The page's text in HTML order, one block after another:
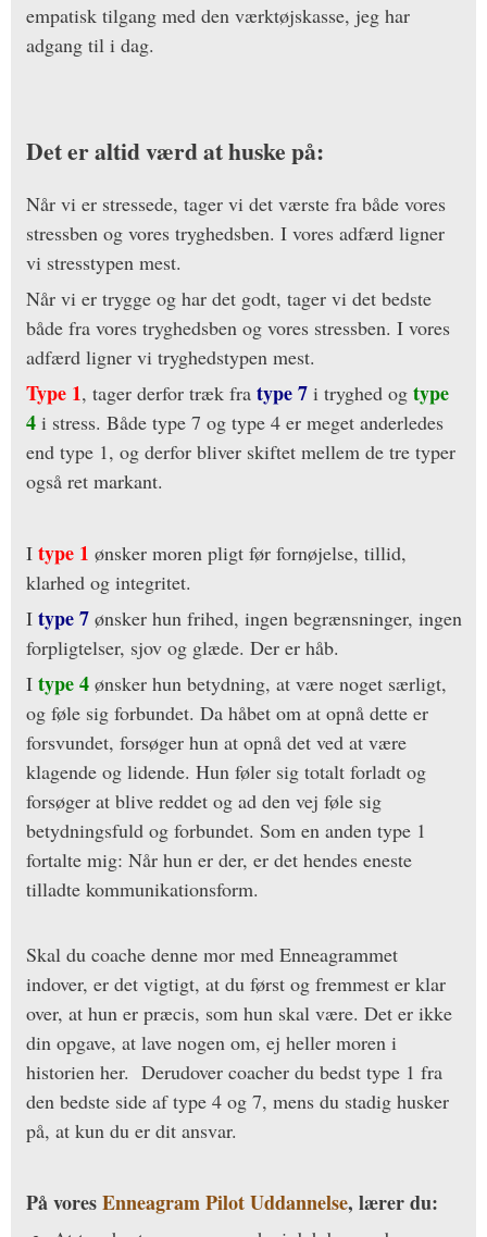
empatisk tilgang med den værktøjskasse, jeg har
adgang til i dag.
Det er altid værd at huske på:
Når vi er stressede, tager vi det værste fra både vores
stressben og vores tryghedsben. I vores adfærd ligner
vi stresstypen mest.
Når vi er trygge og har det godt, tager vi det bedste
både fra vores tryghedsben og vores stressben. I vores
adfærd ligner vi tryghedstypen mest.
Type 1, tager derfor træk fra type 7 i tryghed og type
4 i stress. Både type 7 og type 4 er meget anderledes
end type 1, og derfor bliver skiftet mellem de tre typer
også ret markant.
I type 1 ønsker moren pligt før fornøjelse, tillid,
klarhed og integritet.
I type 7 ønsker hun frihed, ingen begrænsninger, ingen
forpligtelser, sjov og glæde. Der er håb.
I type 4 ønsker hun betydning, at være noget særligt,
og føle sig forbundet. Da håbet om at opnå dette er
forsvundet, forsøger hun at opnå det ved at være
klagende og lidende. Hun føler sig totalt forladt og
forsøger at blive reddet og ad den vej føle sig
betydningsfuld og forbundet. Som en anden type 1
fortalte mig: Når hun er der, er det hendes eneste
tilladte kommunikationsform.
Skal du coache denne mor med Enneagrammet
indover, er det vigtigt, at du først og fremmest er klar
over, at hun er præcis, som hun skal være. Det er ikke
din opgave, at lave nogen om, ej heller moren i
historien her. Derudover coacher du bedst type 1 fra
den bedste side af type 4 og 7, mens du stadig husker
på, at kun du er dit ansvar.
På voresEnneagram Pilot Uddannelse, lærer du: